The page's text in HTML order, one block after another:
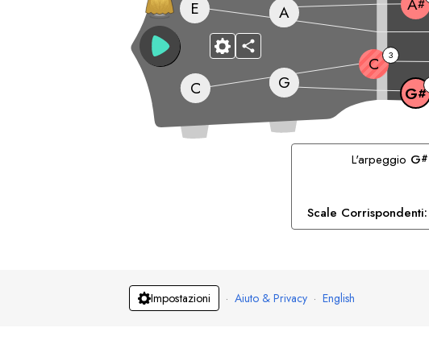
G
G#
C
C 3
E
A #
L'arpeggio G#
Scale Corrispondenti:
Impostazioni · Aiuto & Privacy · English